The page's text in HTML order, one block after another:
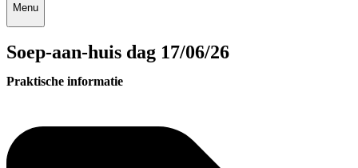
Menu
Soep-aan-huis dag 17/06/26
Praktische informatie